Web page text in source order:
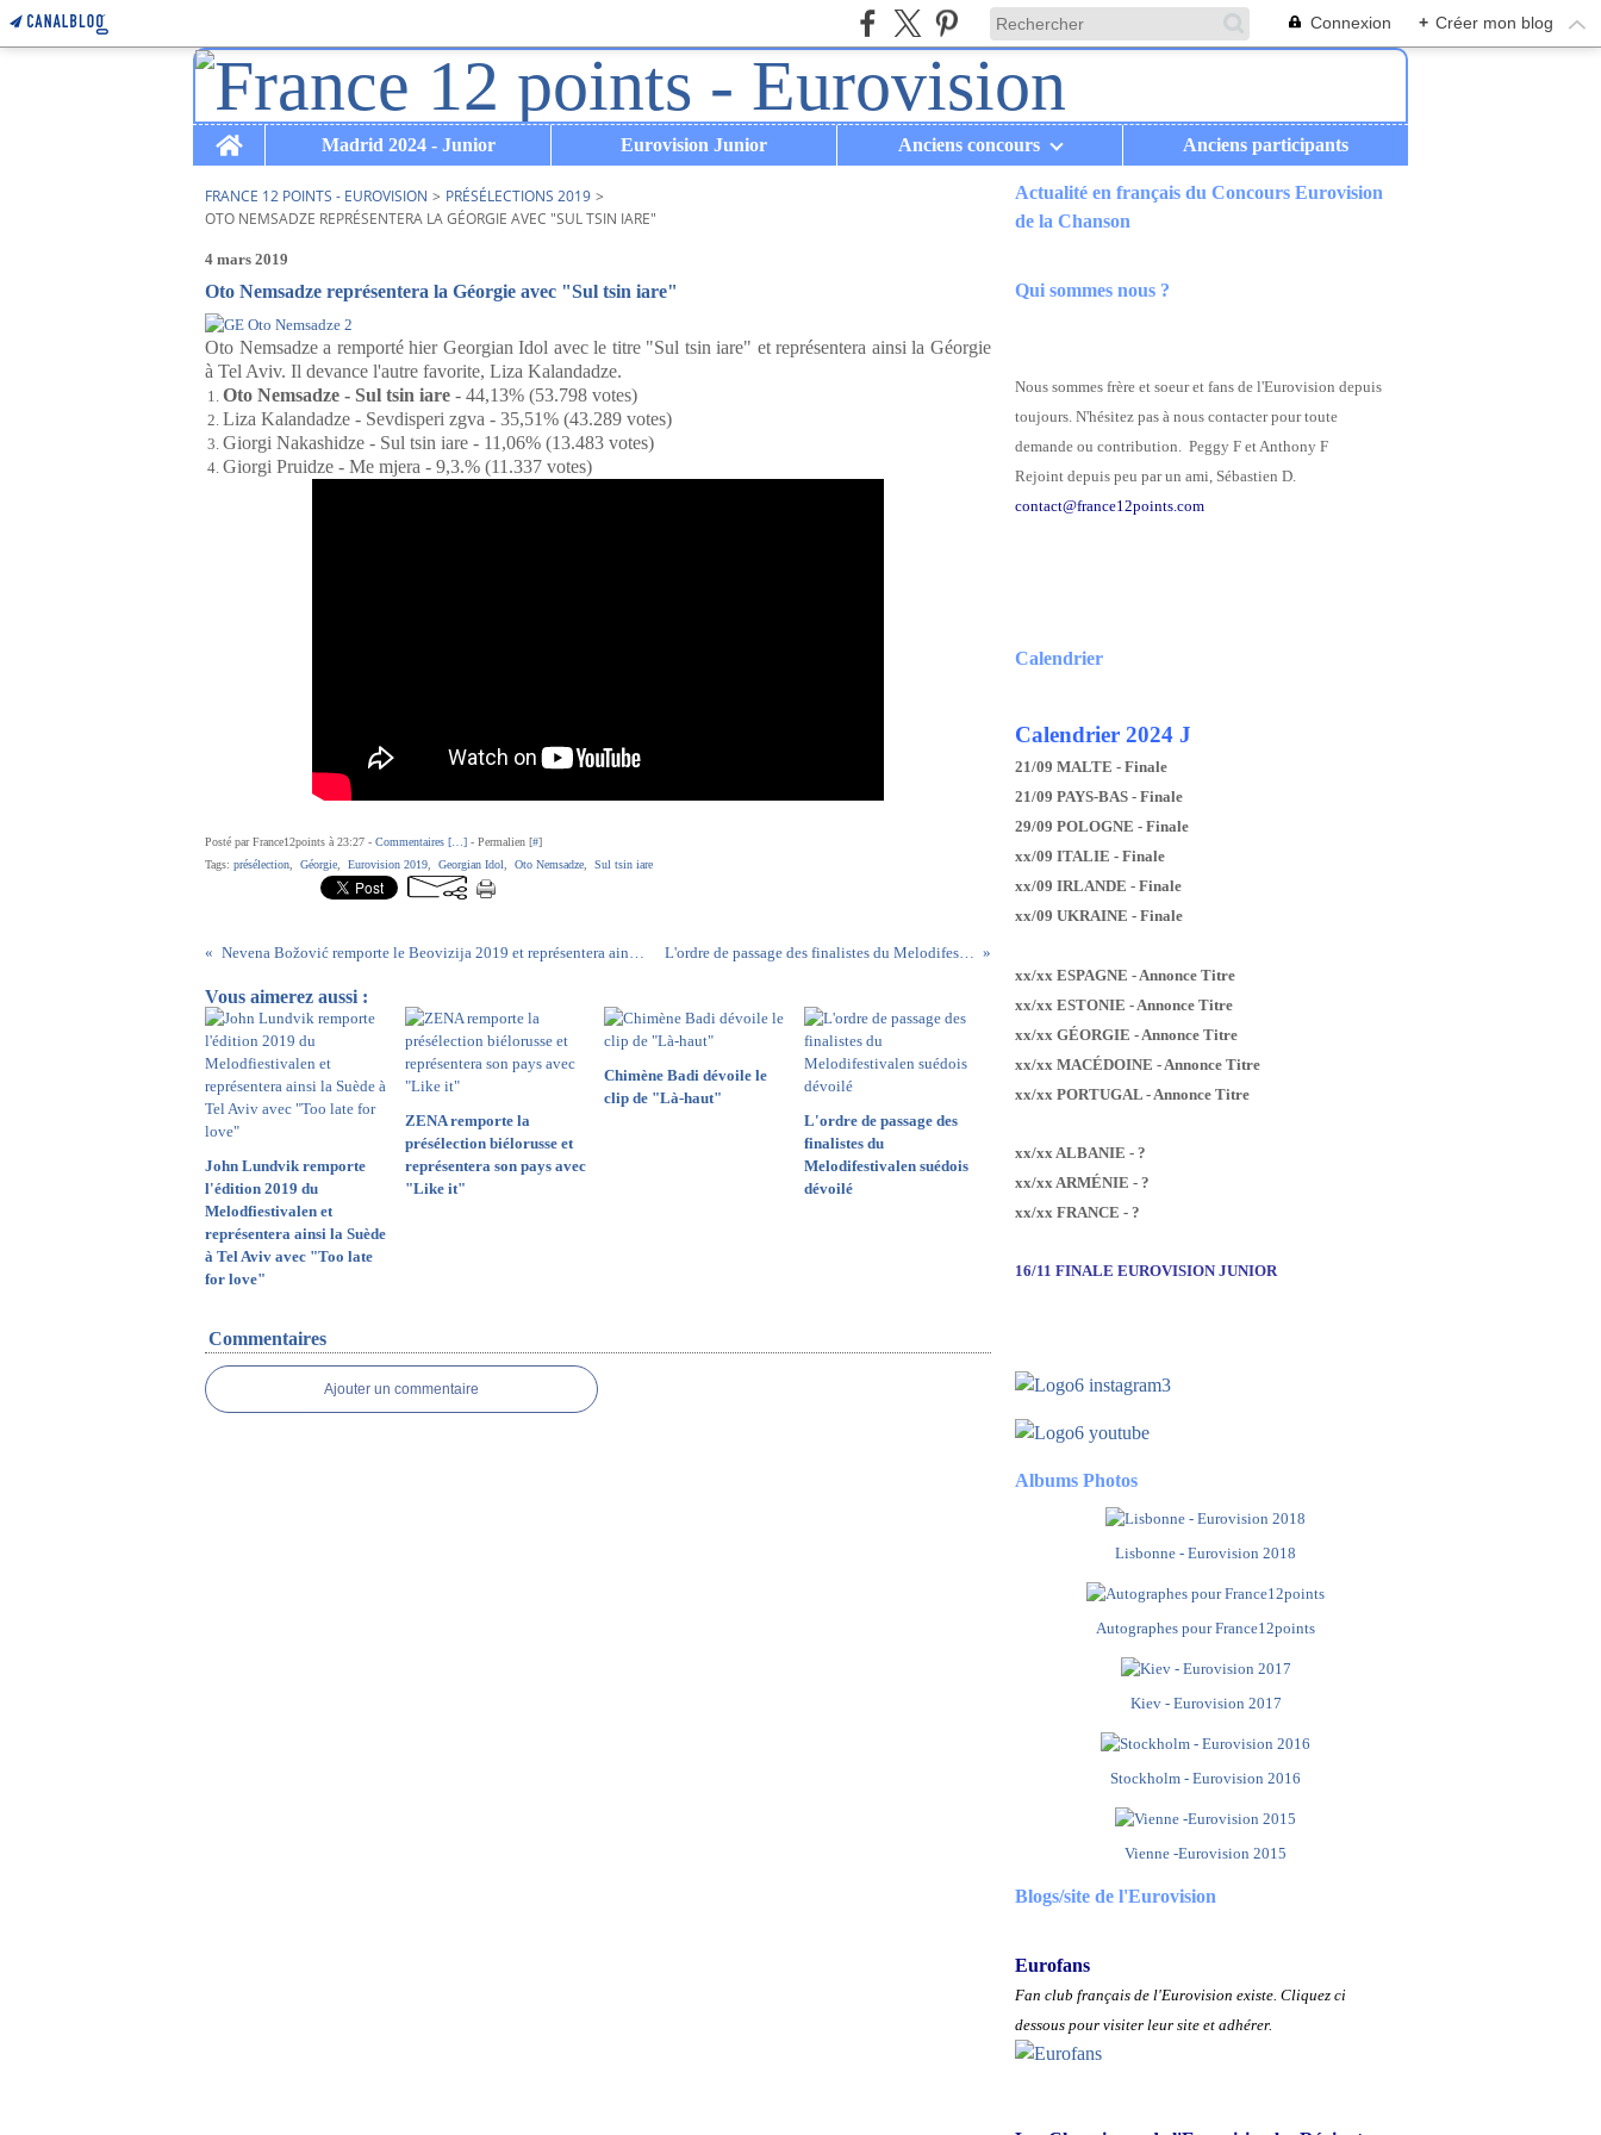
Connexion + Créer mon blog
Home
Madrid 2024 - Junior Eurovision Junior Anciens concours Anciens participants
FRANCE 12 POINTS - EUROVISION > PRÉSÉLECTIONS 2019 >
OTO NEMSADZE REPRÉSENTERA LA GÉORGIE AVEC "SUL TSIN IARE"
4 mars 2019
Oto Nemsadze représentera la Géorgie avec "Sul tsin iare"
Oto Nemsadze a remporté hier Georgian Idol avec le titre "Sul tsin iare" et représentera ainsi la Géorgie
à Tel Aviv. Il devance l'autre favorite, Liza Kalandadze.
Oto Nemsadze - Sul tsin iare - 44,13% (53.798 votes)
Liza Kalandadze - Sevdisperi zgva - 35,51% (43.289 votes)
Giorgi Nakashidze - Sul tsin iare - 11,06% (13.483 votes)
Giorgi Pruidze - Me mjera - 9,3.% (11.337 votes)
Posté par France12points à 23:27 - Commentaires [ ] - Permalien [#]
Tags: présélection Géorgie Eurovision 2019 Georgian Idol Oto Nemsadze Sul tsin iare
Nevena Božović remporte le Beovizija 2019 et représentera ainsi la Serbie avec le titre "Kruna" L'ordre de passage des finalistes du Melodifestivalen suédois dévoilé
Vous aimerez aussi :
John Lundvik remporte
l'édition 2019 du
Melodfiestivalen et
représentera ainsi la Suède
à Tel Aviv avec "Too late
for love"
ZENA remporte la
présélection biélorusse et
représentera son pays avec
"Like it"
Chimène Badi dévoile le
clip de "Là-haut"
L'ordre de passage des
finalistes du
Melodifestivalen suédois
dévoilé
Commentaires
Ajouter un commentaire
Actualité en français du Concours Eurovision
de la Chanson
Qui sommes nous ?
Nous sommes frère et soeur et fans de l'Eurovision depuis
toujours. N'hésitez pas à nous contacter pour toute
demande ou contribution. Peggy F et Anthony F
Rejoint depuis peu par un ami, Sébastien D.
contact@france12points.com
Calendrier
Calendrier 2024 J
21/09 MALTE - Finale
21/09 PAYS-BAS - Finale
29/09 POLOGNE - Finale
xx/09 ITALIE - Finale
xx/09 IRLANDE - Finale
xx/09 UKRAINE - Finale
xx/xx ESPAGNE - Annonce Titre
xx/xx ESTONIE - Annonce Titre
xx/xx GÉORGIE - Annonce Titre
xx/xx MACÉDOINE - Annonce Titre
xx/xx PORTUGAL - Annonce Titre
xx/xx ALBANIE - ?
xx/xx ARMÉNIE - ?
xx/xx FRANCE - ?
16/11 FINALE EUROVISION JUNIOR
Albums Photos
Lisbonne - Eurovision 2018
Autographes pour France12points
Kiev - Eurovision 2017
Stockholm - Eurovision 2016
Vienne -Eurovision 2015
Blogs/site de l'Eurovision
Eurofans
Fan club français de l'Eurovision existe. Cliquez ci
dessous pour visiter leur site et adhérer.